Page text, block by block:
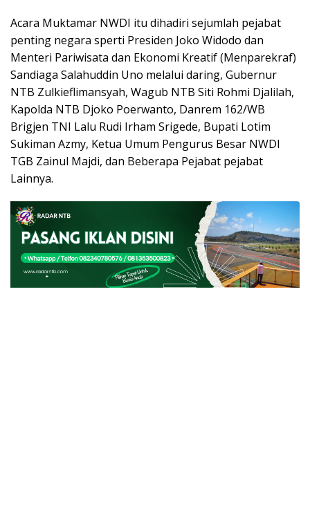
Acara Muktamar NWDI itu dihadiri sejumlah pejabat
penting negara sperti Presiden Joko Widodo dan
Menteri Pariwisata dan Ekonomi Kreatif (Menparekraf)
Sandiaga Salahuddin Uno melalui daring, Gubernur
NTB Zulkieflimansyah, Wagub NTB Siti Rohmi Djalilah,
Kapolda NTB Djoko Poerwanto, Danrem 162/WB
Brigjen TNI Lalu Rudi Irham Srigede, Bupati Lotim
Sukiman Azmy, Ketua Umum Pengurus Besar NWDI
TGB Zainul Majdi, dan Beberapa Pejabat pejabat
Lainnya.